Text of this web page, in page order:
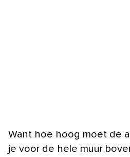
Want hoe hoog moet de achterwand zijn, kies
je voor de hele muur